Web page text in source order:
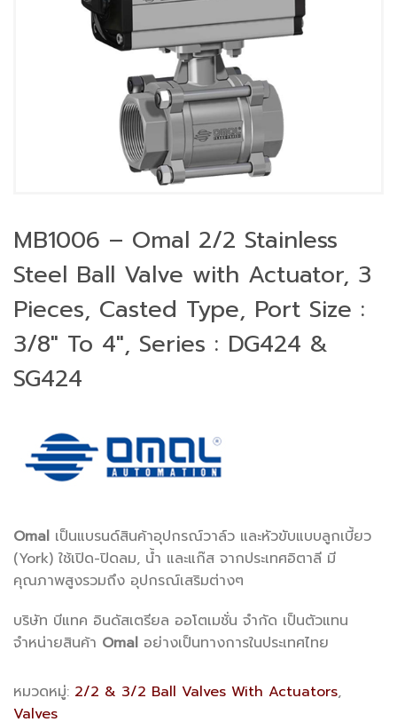
MB1006 – Omal 2/2 Stainless
Steel Ball Valve with Actuator, 3
Pieces, Casted Type, Port Size :
3/8″ To 4″, Series : DG424 &
SG424
Omal เป็นแบรนด์สินค้าอุปกรณ์วาล์ว และหัวขับแบบลูกเบี้ยว
(York) ใช้เปิด-ปิดลม, น้ำ และแก๊ส จากประเทศอิตาลี มี
คุณภาพสูงรวมถึง อุปกรณ์เสริมต่างๆ
บริษัท บีแทค อินดัสเตรียล ออโตเมชั่น จำกัด เป็นตัวแทน
จำหน่ายสินค้า Omal อย่างเป็นทางการในประเทศไทย
หมวดหมู่: 2/2 & 3/2 Ball Valves With Actuators,
Valves